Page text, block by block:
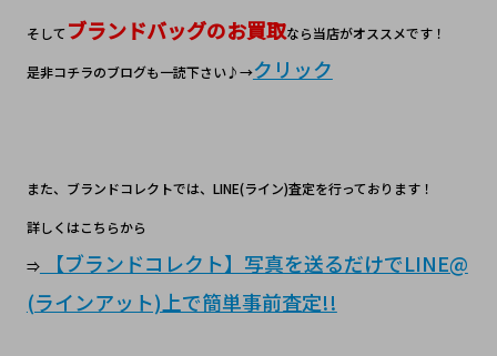
そしてブランドバッグのお買取なら当店がオススメです！
是非コチラのブログも一読下さい♪→クリック
また、ブランドコレクトでは、LINE(ライン)査定を行っております！
詳しくはこちらから
⇒【ブランドコレクト】写真を送るだけでLINE@
(ラインアット)上で簡単事前査定!!